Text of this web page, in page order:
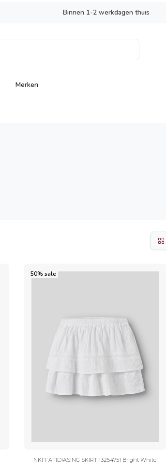
Binnen 1-2 werkdagen thuis
Merken
50% sale
NKFFATIDIASING SKIRT 13254751 Bright White